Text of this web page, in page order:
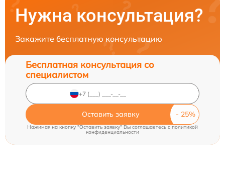
Нужна консультация?
Закажите бесплатную консультацию
Бесплатная консультация со
специалистом
Оставить заявку
Нажимая на кнопку "Оставить заявку" Вы соглашаетесь c политикой
конфиденциальности